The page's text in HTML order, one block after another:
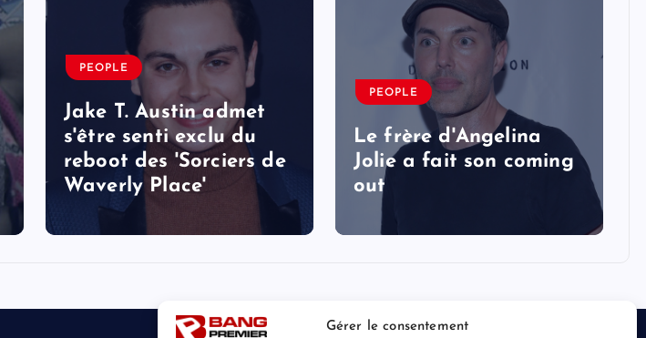
Gérer le consentement
PEOPLE
Jake T. Austin admet
s'être senti exclu du
reboot des 'Sorciers de
Waverly Place'
PEOPLE
Le frère d'Angelina
Jolie a fait son coming
out